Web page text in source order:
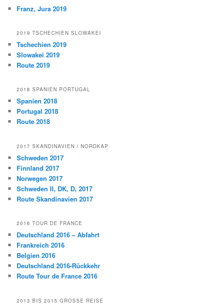
Franz, Jura 2019
2019 TSCHECHIEN SLOWAKEI
Tschechien 2019
Slowakei 2019
Route 2019
2018 SPANIEN PORTUGAL
Spanien 2018
Portugal 2018
Route 2018
2017 SKANDINAVIEN / NORDKAP
Schweden 2017
Finnland 2017
Norwegen 2017
Schweden II, DK, D, 2017
Route Skandinavien 2017
2016 TOUR DE FRANCE
Deutschland 2016 – Abfahrt
Frankreich 2016
Belgien 2016
Deutschland 2016-Rückkehr
Route Tour de France 2016
2013 BIS 2015 GROSSE REISE